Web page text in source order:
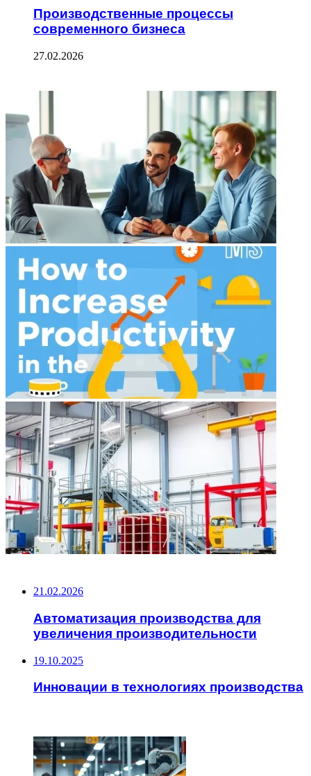
Производственные процессы
современного бизнеса
27.02.2026
21.02.2026
Автоматизация производства для
увеличения производительности
19.10.2025
Инновации в технологиях производства